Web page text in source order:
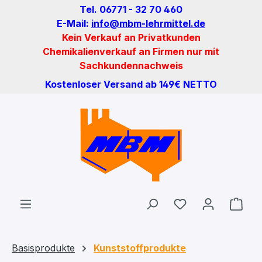
Zum Hauptinhalt springenTel. 06771 - 32 70 460
E-Mail: info@mbm-lehrmittel.de
Kein Verkauf an Privatkunden
Chemikalienverkauf an Firmen nur mit
Sachkundennachweis
Kostenloser Versand ab 149€ NETTO
Du hast 0
Basisprodukte Kunststoffprodukte